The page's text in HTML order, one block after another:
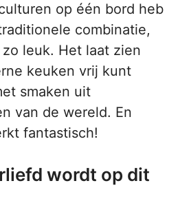
op één bord heb
combinatie,
leuk. Het laat zien
keuken vrij kunt
smaken uit
van de wereld. En
fantastisch!
wordt op dit